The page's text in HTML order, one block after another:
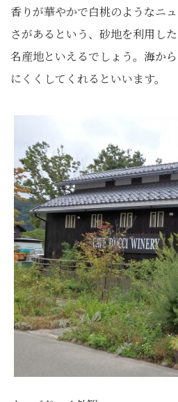
香りが華やかで白桃のようなニ
さがあるという、砂地を利用し
名産地といえるでしょう。海か
にくくしてくれるといいます。